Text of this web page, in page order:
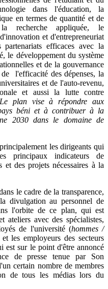
dans l'éducation, la
en termes de quantité et de
recherche appliquée, le
et d'entrepreneuriat
efficaces avec la
le développement du système
et de la gouvernance
l'efficacité des dépenses, la
et de l'auto-revenu,
et aussi la lutte contre
Le plan vise à répondre aux
béni et à contribuer à la
2030dans le domaine de
les dirigeants qui
principaux indicateurs de
des projets nécessaires à la
le cadre de la transparence,
divulgation au personnel de
l'orbite de ce plan, qui est
ateliers avec des spécialistes,
de l'université (hommes /
les employeurs des secteurs
sur le point d'être annoncé
de presse tenue par Son
certain nombre de membres
de tous les médias lors du